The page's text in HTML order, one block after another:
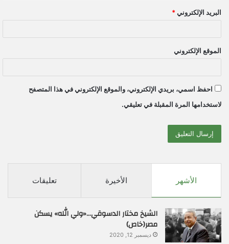
البريد الإلكتروني *
الموقع الإلكتروني
احفظ اسمي، بريدي الإلكتروني، والموقع الإلكتروني في هذا المتصفح
لاستخدامها المرة المقبلة في تعليقي.
الأشهر الأخيرة تعليقات
الشيخ مختار الدسوقي…«ولي الله» يسكن
مصر(خاص)
ديسمبر 12, 2020